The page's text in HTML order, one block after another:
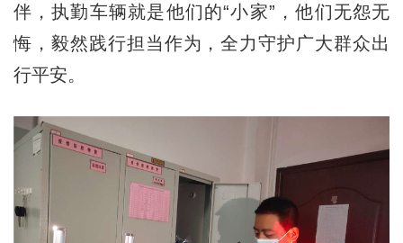
伴，执勤车辆就是他们的“小家”，他们无怨无
悔，毅然践行担当作为，全力守护广大群众出
行平安。